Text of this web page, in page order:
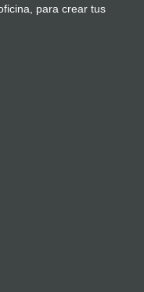
para crear tus